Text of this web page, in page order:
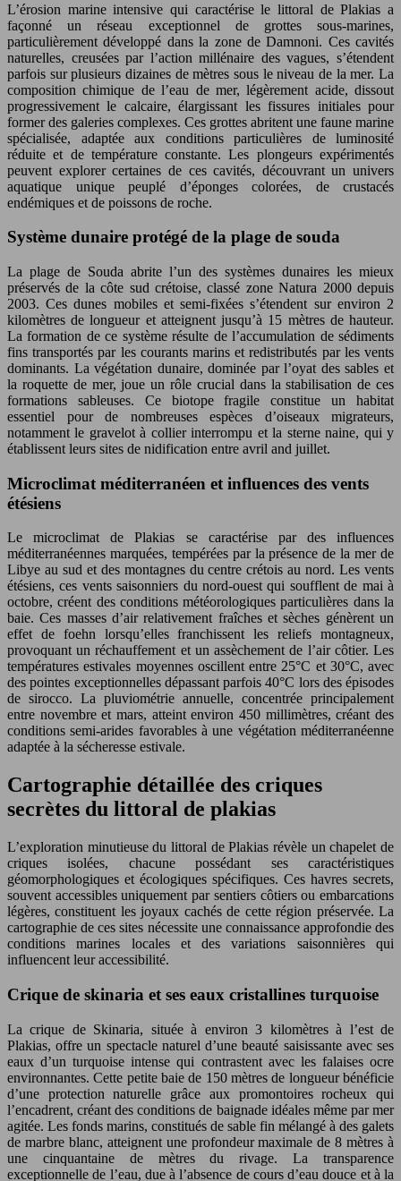
L’érosion marine intensive qui caractérise le littoral de Plakias a
façonné un réseau exceptionnel de grottes sous-marines,
particulièrement développé dans la zone de Damnoni. Ces cavités
naturelles, creusées par l’action millénaire des vagues, s’étendent
parfois sur plusieurs dizaines de mètres sous le niveau de la mer. La
composition chimique de l’eau de mer, légèrement acide, dissout
progressivement le calcaire, élargissant les fissures initiales pour
former des galeries complexes. Ces grottes abritent une faune marine
spécialisée, adaptée aux conditions particulières de luminosité
réduite et de température constante. Les plongeurs expérimentés
peuvent explorer certaines de ces cavités, découvrant un univers
aquatique unique peuplé d’éponges colorées, de crustacés
endémiques et de poissons de roche.
Système dunaire protégé de la plage de souda
La plage de Souda abrite l’un des systèmes dunaires les mieux
préservés de la côte sud crétoise, classé zone Natura 2000 depuis
2003. Ces dunes mobiles et semi-fixées s’étendent sur environ 2
kilomètres de longueur et atteignent jusqu’à 15 mètres de hauteur.
La formation de ce système résulte de l’accumulation de sédiments
fins transportés par les courants marins et redistributés par les vents
dominants. La végétation dunaire, dominée par l’oyat des sables et
la roquette de mer, joue un rôle crucial dans la stabilisation de ces
formations sableuses. Ce biotope fragile constitue un habitat
essentiel pour de nombreuses espèces d’oiseaux migrateurs,
notamment le gravelot à collier interrompu et la sterne naine, qui y
établissent leurs sites de nidification entre avril and juillet.
Microclimat méditerranéen et influences des vents
étésiens
Le microclimat de Plakias se caractérise par des influences
méditerranéennes marquées, tempérées par la présence de la mer de
Libye au sud et des montagnes du centre crétois au nord. Les vents
étésiens, ces vents saisonniers du nord-ouest qui soufflent de mai à
octobre, créent des conditions météorologiques particulières dans la
baie. Ces masses d’air relativement fraîches et sèches génèrent un
effet de foehn lorsqu’elles franchissent les reliefs montagneux,
provoquant un réchauffement et un assèchement de l’air côtier. Les
températures estivales moyennes oscillent entre 25°C et 30°C, avec
des pointes exceptionnelles dépassant parfois 40°C lors des épisodes
de sirocco. La pluviométrie annuelle, concentrée principalement
entre novembre et mars, atteint environ 450 millimètres, créant des
conditions semi-arides favorables à une végétation méditerranéenne
adaptée à la sécheresse estivale.
Cartographie détaillée des criques
secrètes du littoral de plakias
L’exploration minutieuse du littoral de Plakias révèle un chapelet de
criques isolées, chacune possédant ses caractéristiques
géomorphologiques et écologiques spécifiques. Ces havres secrets,
souvent accessibles uniquement par sentiers côtiers ou embarcations
légères, constituent les joyaux cachés de cette région préservée. La
cartographie de ces sites nécessite une connaissance approfondie des
conditions marines locales et des variations saisonnières qui
influencent leur accessibilité.
Crique de skinaria et ses eaux cristallines turquoise
La crique de Skinaria, située à environ 3 kilomètres à l’est de
Plakias, offre un spectacle naturel d’une beauté saisissante avec ses
eaux d’un turquoise intense qui contrastent avec les falaises ocre
environnantes. Cette petite baie de 150 mètres de longueur bénéficie
d’une protection naturelle grâce aux promontoires rocheux qui
l’encadrent, créant des conditions de baignade idéales même par mer
agitée. Les fonds marins, constitués de sable fin mélangé à des galets
de marbre blanc, atteignent une profondeur maximale de 8 mètres à
une cinquantaine de mètres du rivage. La transparence
exceptionnelle de l’eau, due à l’absence de cours d’eau douce et à la